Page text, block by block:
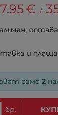
€ /
и
само 2
бр.